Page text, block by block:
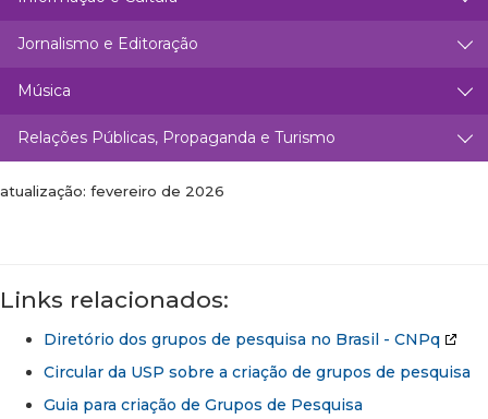
Jornalismo e Editoração
Música
Relações Públicas, Propaganda e Turismo
atualização: fevereiro de 2026
Links relacionados:
Diretório dos grupos de pesquisa no Brasil - CNPq
Circular da USP sobre a criação de grupos de pesquisa
Guia para criação de Grupos de Pesquisa